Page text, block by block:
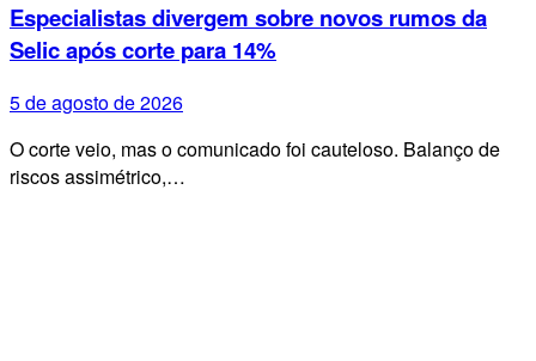
Especialistas divergem sobre novos rumos da
Selic após corte para 14%
5 de agosto de 2026
O corte veio, mas o comunicado foi cauteloso. Balanço de
riscos assimétrico,…